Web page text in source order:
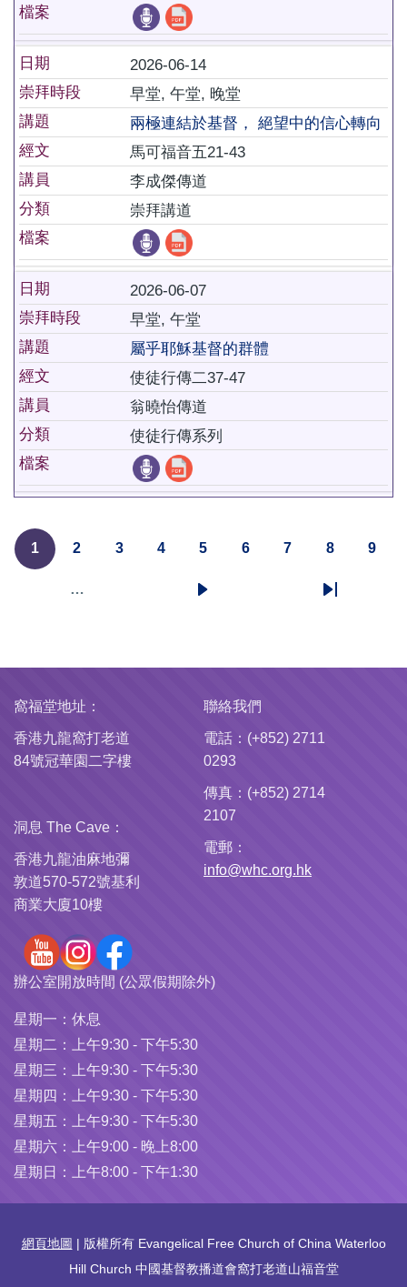
檔案
日期
2026-06-14
崇拜時段
早堂, 午堂, 晚堂
講題
兩極連結於基督， 絕望中的信心轉向
經文
馬可福音五21-43
講員
李成傑傳道
分類
崇拜講道
檔案
日期
2026-06-07
崇拜時段
早堂, 午堂
講題
屬乎耶穌基督的群體
經文
使徒行傳二37-47
講員
翁曉怡傳道
分類
使徒行傳系列
檔案
Pagination
目
1 2 3 4
面
5 6 7
面
8 9
…
Last
窩福堂地址：
香港九龍窩打老道
84號冠華園二字樓
洞息 The Cave：
香港九龍油麻地彌
敦道570-572號基利
商業大廈10樓
聯絡我們
電話：(+852) 2711
0293
傳真：(+852) 2714
2107
電郵：
info@whc.org.hk
辦公室開放時間 (公眾假期除外)
星期一： 休息
星期二：
上午9:30 - 下午5:30
星期三：
上午9:30 - 下午5:30
星期四：
上午9:30 - 下午5:30
星期五：
上午9:30 - 下午5:30
星期六：
上午9:00 - 晚上8:00
星期日：
上午8:00 - 下午1:30
網頁地圖 | 版權所有 Evangelical Free Church of China Waterloo
Hill Church 中國基督教播道會窩打老道山福音堂